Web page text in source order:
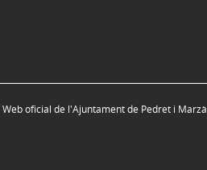
Web oficial de l'Ajuntament de Pedret i Marzà